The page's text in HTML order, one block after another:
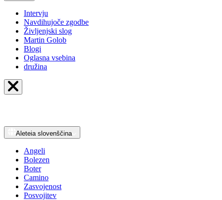
Intervju
Navdihujoče zgodbe
Življenjski slog
Martin Golob
Blogi
Oglasna vsebina
družina
Aleteia slovenščina
Angeli
Bolezen
Boter
Camino
Zasvojenost
Posvojitev